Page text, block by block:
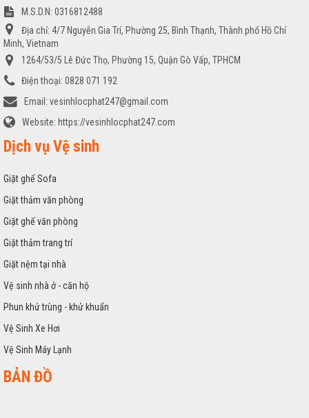
M.S.D.N: 0316812488
Địa chỉ: 4/7 Nguyễn Gia Trí, Phường 25, Bình Thạnh, Thành phố Hồ Chí
Minh, Vietnam
1264/53/5 Lê Đức Thọ, Phường 15, Quận Gò Vấp, TPHCM
Điện thoại: 0828 071 192
Email: vesinhlocphat247@gmail.com
Website: https://vesinhlocphat247.com
Dịch vụ Vệ sinh
Giặt ghế Sofa
Giặt thảm văn phòng
Giặt ghế văn phòng
Giặt thảm trang trí
Giặt nệm tại nhà
Vệ sinh nhà ở - căn hộ
Phun khử trùng - khử khuẩn
Vệ Sinh Xe Hơi
Vệ Sinh Máy Lạnh
BẢN ĐỒ